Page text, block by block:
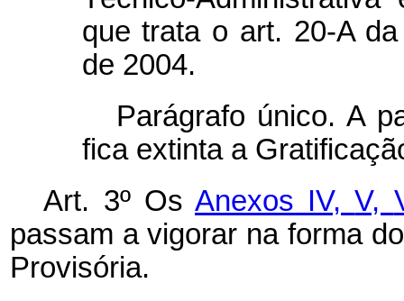
que trata o art. 20-A
de 2004.
Parágrafo único. A
fica extinta a
Art. 3º OsAnexos IV,V,
passam a vigorar na forma
Provisória.